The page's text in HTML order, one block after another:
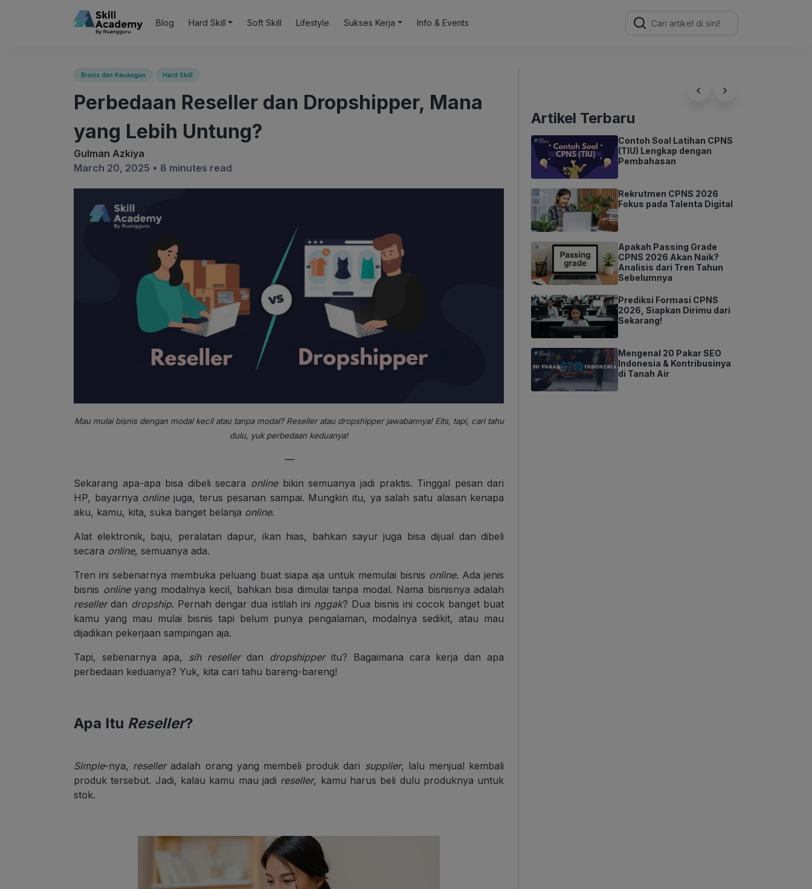
Blog Hard Skill Soft Skill Lifestyle Sukses Kerja Info & Events
Search
for:
Bisnis dan Keuangan Hard Skill
Perbedaan Reseller dan Dropshipper, Mana
yang Lebih Untung?
Gulman Azkiya
March 20, 2025 • 8 minutes read
Mau mulai bisnis dengan modal kecil atau tanpa modal? Reseller atau dropshipper jawabannya! Eits, tapi, cari tahu
dulu, yuk perbedaan keduanya!
—
Sekarang apa-apa bisa dibeli secara onlinebikin semuanya jadi praktis. Tinggal pesan dari
HP, bayarnya onlinejuga, terus pesanan sampai. Mungkin itu, ya salah satu alasan kenapa
aku, kamu, kita, suka banget belanja online.
Alat elektronik, baju, peralatan dapur, ikan hias, bahkan sayur juga bisa dijual dan dibeli
secara online, semuanya ada.
Tren ini sebenarnya membuka peluang buat siapa aja untuk memulai bisnis online. Ada jenis
bisnis onlineyang modalnya kecil, bahkan bisa dimulai tanpa modal. Nama bisnisnya adalah
resellerdan dropship. Pernah dengar dua istilah ini nggak? Dua bisnis ini cocok banget buat
kamu yang mau mulai bisnis tapi belum punya pengalaman, modalnya sedikit, atau mau
dijadikan pekerjaan sampingan aja.
Tapi, sebenarnya apa, sih resellerdan dropshipperitu? Bagaimana cara kerja dan apa
perbedaan keduanya? Yuk, kita cari tahu bareng-bareng!
Apa Itu Reseller?
Simple-nya, reselleradalah orang yang membeli produk dari supplier, lalu menjual kembali
produk tersebut. Jadi, kalau kamu mau jadi reseller, kamu harus beli dulu produknya untuk
stok.
Artikel Terbaru
Contoh Soal Latihan CPNS
(TIU) Lengkap dengan
Pembahasan
Rekrutmen CPNS 2026
Fokus pada Talenta Digital
Apakah Passing Grade
CPNS 2026 Akan Naik?
Analisis dari Tren Tahun
Sebelumnya
Prediksi Formasi CPNS
2026, Siapkan Dirimu dari
Sekarang!
Mengenal 20 Pakar SEO
Indonesia & Kontribusinya
di Tanah Air